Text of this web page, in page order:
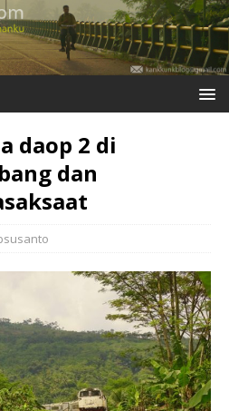
daop 2 di
dan